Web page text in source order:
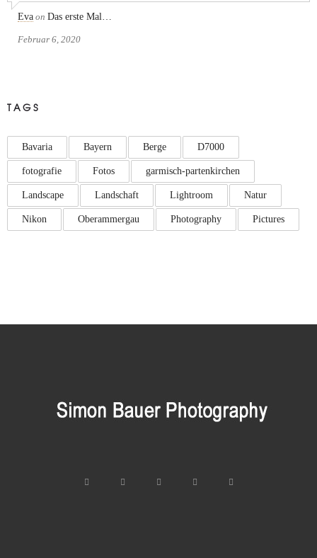
Eva on Das erste Mal…
Februar 6, 2020
TAGS
Bavaria Bayern Berge D7000
fotografie Fotos garmisch-partenkirchen
Landscape Landschaft Lightroom Natur
Nikon Oberammergau Photography Pictures